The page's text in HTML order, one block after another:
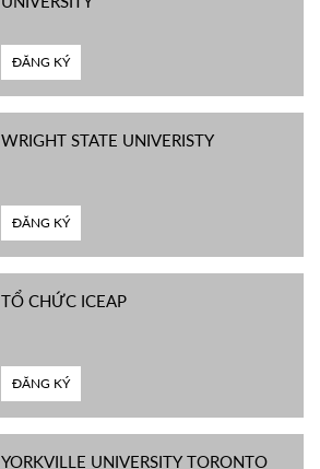
ĐĂNG KÝ
WRIGHT STATE UNIVERISTY
ĐĂNG KÝ
TỔ CHỨC ICEAP
ĐĂNG KÝ
YORKVILLE UNIVERSITY TORONTO